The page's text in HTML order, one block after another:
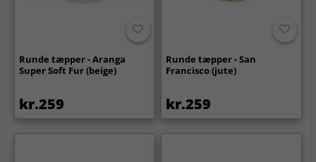
Runde tæpper - Aranga
Super Soft Fur (beige)
kr.259
Runde tæpper - San
Francisco (jute)
kr.259